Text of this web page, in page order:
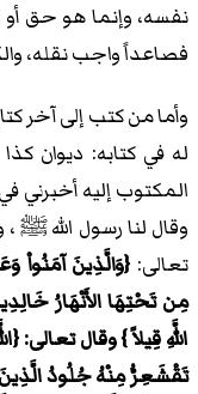
نفسه، وإنما هو حق
فصاعداً واجب نقله،
وأما من كتب إلى آخر
له في كتابه: ديوان
المكتوب إليه أخبرني
وقال لنا رسول الله ﷺ ،
تعالى: {وَالَّذِينَ
مِن تَحْتِهَا الأَنْهَارُ
اللَّهِ قِيلاً } وقال تعالى:
تَقْشَعِرُّ مِنْهُ جُلُودُ